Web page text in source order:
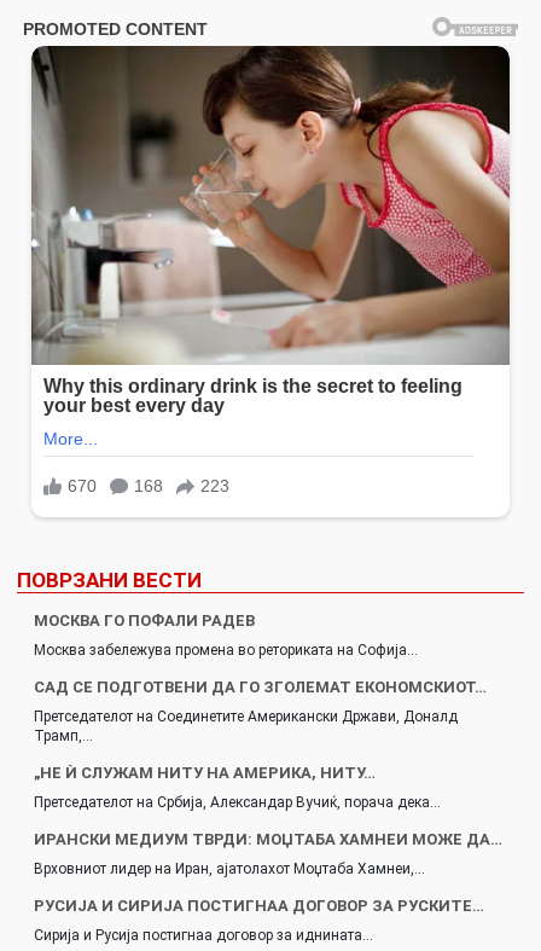
ПОВРЗАНИ ВЕСТИ
МОСКВА ГО ПОФАЛИ РАДЕВ
Москва забележува промена во реториката на Софија…
САД СЕ ПОДГОТВЕНИ ДА ГО ЗГОЛЕМАТ ЕКОНОМСКИОТ…
Претседателот на Соединетите Американски Држави, Доналд
Трамп,…
„НЕ Ѝ СЛУЖАМ НИТУ НА АМЕРИКА, НИТУ…
Претседателот на Србија, Александар Вучиќ, порача дека…
ИРАНСКИ МЕДИУМ ТВРДИ: МОЏТАБА ХАМНЕИ МОЖЕ ДА…
Врховниот лидер на Иран, ајатолахот Моџтаба Хамнеи,…
РУСИЈА И СИРИЈА ПОСТИГНАА ДОГОВОР ЗА РУСКИТЕ…
Сирија и Русија постигнаа договор за иднината…